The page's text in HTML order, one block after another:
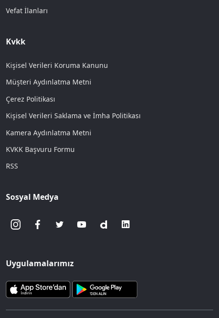
Vefat İlanları
Kvkk
Kişisel Verileri Koruma Kanunu
Müşteri Aydınlatma Metni
Çerez Politikası
Kişisel Verileri Saklama ve İmha Politikası
Kamera Aydınlatma Metni
KVKK Başvuru Formu
RSS
Sosyal Medya
Uygulamalarımız